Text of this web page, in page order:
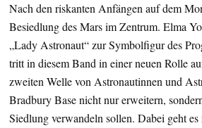
Nach den riskanten Anfängen auf dem
Besiedlung des Mars im Zentrum. Elma
„Lady Astronaut“ zur Symbolfigur des
tritt in diesem Band in einer neuen Rolle
zweiten Welle von Astronautinnen und
Bradbury Base nicht nur erweitern,
Siedlung verwandeln sollen. Dabei geht